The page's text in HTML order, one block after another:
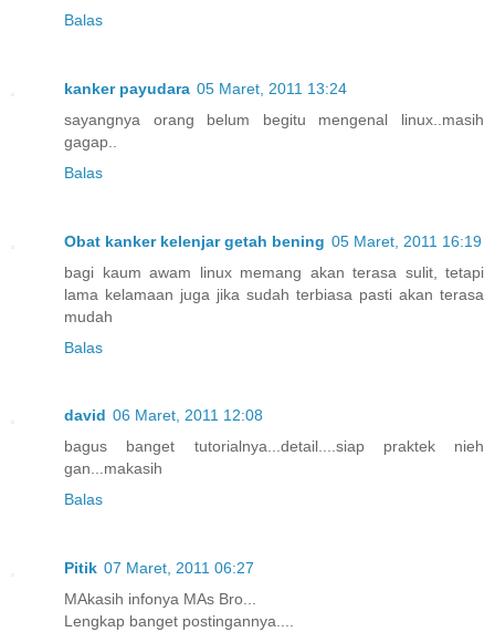
Balas
kanker payudara 05 Maret, 2011 13:24
sayangnya orang belum begitu mengenal linux..masih
gagap..
Balas
Obat kanker kelenjar getah bening 05 Maret, 2011 16:19
bagi kaum awam linux memang akan terasa sulit, tetapi
lama kelamaan juga jika sudah terbiasa pasti akan terasa
mudah
Balas
david 06 Maret, 2011 12:08
bagus banget tutorialnya...detail....siap praktek nieh
gan...makasih
Balas
Pitik 07 Maret, 2011 06:27
MAkasih infonya MAs Bro...
Lengkap banget postingannya....